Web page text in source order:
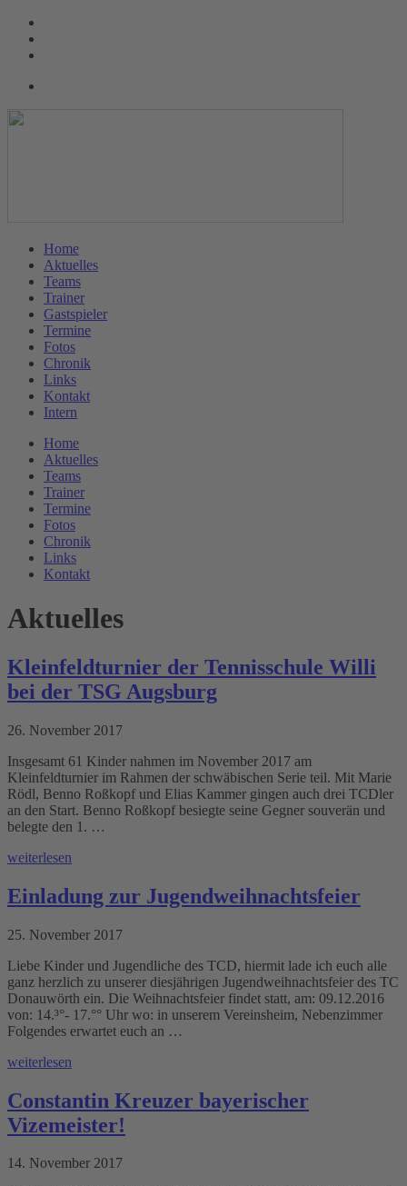
Home
Aktuelles
Teams
Trainer
Gastspieler
Termine
Fotos
Chronik
Links
Kontakt
Intern
Home
Aktuelles
Teams
Trainer
Termine
Fotos
Chronik
Links
Kontakt
Aktuelles
Kleinfeldturnier der Tennisschule Willi
bei der TSG Augsburg
26. November 2017
Insgesamt 61 Kinder nahmen im November 2017 am
Kleinfeldturnier im Rahmen der schwäbischen Serie teil. Mit Marie
Rödl, Benno Roßkopf und Elias Kammer gingen auch drei TCDler
an den Start. Benno Roßkopf besiegte seine Gegner souverän und
belegte den 1. …
weiterlesen
Einladung zur Jugendweihnachtsfeier
25. November 2017
Liebe Kinder und Jugendliche des TCD, hiermit lade ich euch alle
ganz herzlich zu unserer diesjährigen Jugendweihnachtsfeier des TC
Donauwörth ein. Die Weihnachtsfeier findet statt, am: 09.12.2016
von: 14.³°- 17.°° Uhr wo: in unserem Vereinsheim, Nebenzimmer
Folgendes erwartet euch an …
weiterlesen
Constantin Kreuzer bayerischer
Vizemeister!
14. November 2017